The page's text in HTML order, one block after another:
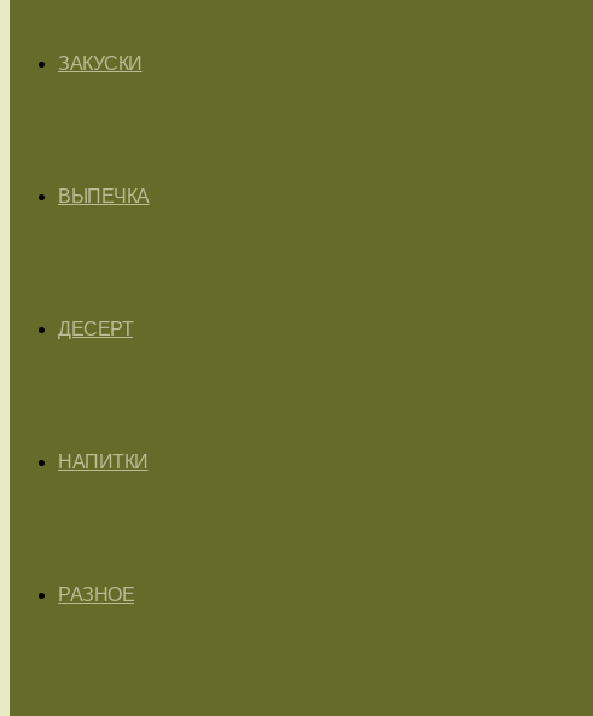
ЗАКУСКИ
ВЫПЕЧКА
ДЕСЕРТ
НАПИТКИ
РАЗНОЕ